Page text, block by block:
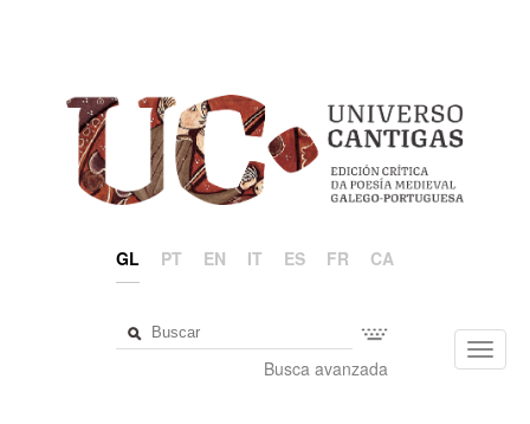
GL PT EN IT ES FR CA
Busca avanzada